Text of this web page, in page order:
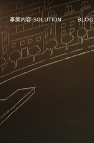
事業内容-SOLUTION BLOG